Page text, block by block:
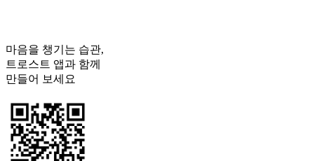
마음을 챙기는 습관,
트로스트 앱과 함께
만들어 보세요